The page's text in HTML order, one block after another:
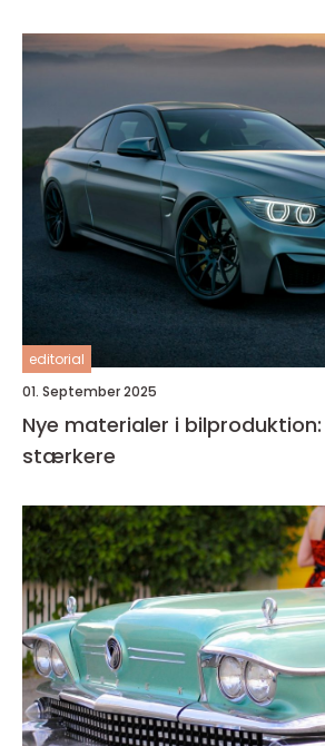
editorial
01. September 2025
Nye materialer i
stærkere